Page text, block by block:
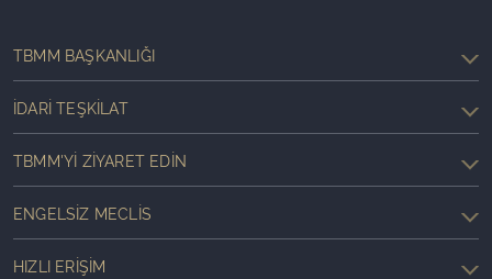
TBMM BAŞKANLIĞI
İDARI TEŞKILAT
TBMM'YI ZIYARET EDIN
ENGELSIZ MECLIS
HIZLI ERIŞIM